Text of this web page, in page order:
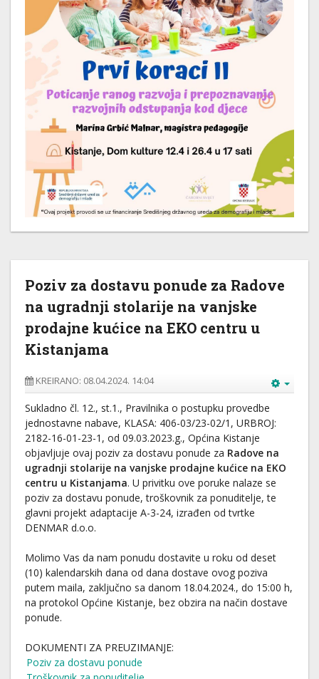
Poziv za dostavu ponude za Radove
na ugradnji stolarije na vanjske
prodajne kućice na EKO centru u
Kistanjama
KREIRANO: 08.04.2024. 14:04
Sukladno čl. 12., st.1., Pravilnika o postupku provedbe
jednostavne nabave, KLASA: 406-03/23-02/1, URBROJ:
2182-16-01-23-1, od 09.03.2023.g., Općina Kistanje
objavljuje ovaj poziv za dostavu ponude za Radove na
ugradnji stolarije na vanjske prodajne kućice na EKO
centru u Kistanjama. U privitku ove poruke nalaze se
poziv za dostavu ponude, troškovnik za ponuditelje, te
glavni projekt adaptacije A-3-24, izrađen od tvrtke
DENMAR d.o.o.
Molimo Vas da nam ponudu dostavite u roku od deset
(10) kalendarskih dana od dana dostave ovog poziva
putem maila, zaključno sa danom 18.04.2024., do 15:00 h,
na protokol Općine Kistanje, bez obzira na način dostave
ponude.
DOKUMENTI ZA PREUZIMANJE:
Poziv za dostavu ponude